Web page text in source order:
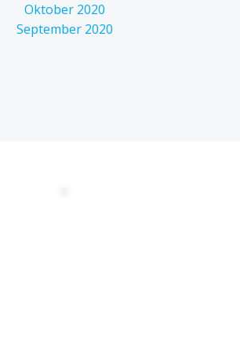
Oktober 2020
September 2020